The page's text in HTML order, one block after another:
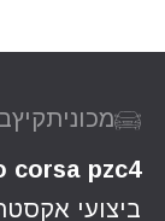
מכוניתקיץ
corsa pzc4
ביצועי